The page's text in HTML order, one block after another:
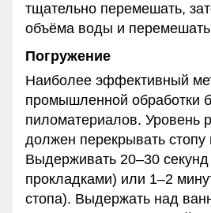
тщательно перемешать,
объёма воды и
Погружение
Наиболее эффективный
промышленной обработки
пиломатериалов. Уровень
должен перекрывать
Выдерживать 20–30 секунд
прокладками) или 1–2
стопа). Выдержать над